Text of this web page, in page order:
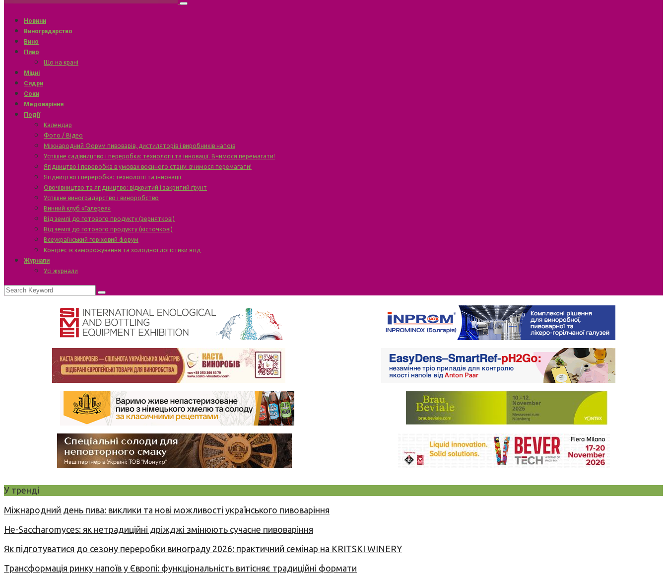
Новини
Виноградарство
Вино
Пиво
Що на крані
Міцні
Сидри
Соки
Медоваріння
Події
Календар
Фото / Відео
Міжнародний Форум пивоварів, дистиляторів і виробників напоїв
Успішне садівництво і переробка: технології та інновації. Вчимося перемагати!
Ягідництво і переробка в умовах воєнного стану: вчимося перемагати!
Ягідництво і переробка: технології та інновації
Овочівництво та ягідництво: відкритий і закритий ґрунт
Успішне виноградарство і виноробство
Винний клуб «Галерея»
Від землі до готового продукту (зерняткові)
Від землі до готового продукту (кісточкові)
Всеукраїнський горіховий форум
Конгрес із заморожування та холодної логістики ягід
Журнали
Усі журнали
У тренді
Міжнародний день пива: виклики та нові можливості українського пивоваріння
Не-Saccharomyces: як нетрадиційні дріжджі змінюють сучасне пивоваріння
Як підготуватися до сезону переробки винограду 2026: практичний семінар на KRITSKI WINERY
Трансформація ринку напоїв у Європі: функціональність витісняє традиційні формати